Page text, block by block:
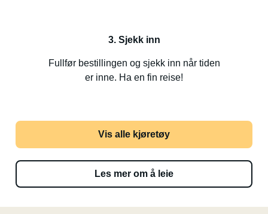
3. Sjekk inn
Fullfør bestillingen og sjekk inn når tiden
er inne. Ha en fin reise!
Vis alle kjøretøy
Les mer om å leie